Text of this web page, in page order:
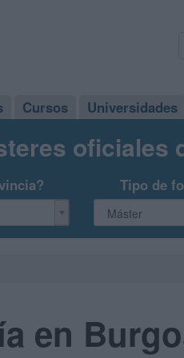
Cursos Universidades
oficiales
Tipo de
en